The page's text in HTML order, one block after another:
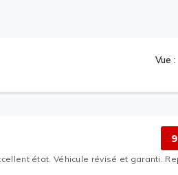
Vue :
état. Véhicule révisé et garanti.